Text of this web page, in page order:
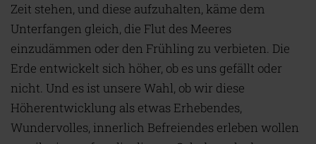
Zeit stehen, und diese aufzuhalten, käme dem
Unterfangen gleich, die Flut des Meeres
einzudämmen oder den Frühling zu verbieten. Die
Erde entwickelt sich höher, ob es uns gefällt oder
nicht. Und es ist unsere Wahl, ob wir diese
Höherentwicklung als etwas Erhebendes,
Wundervolles, innerlich Befreiendes erleben wollen